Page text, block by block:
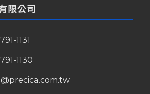
限公司
1131
1130